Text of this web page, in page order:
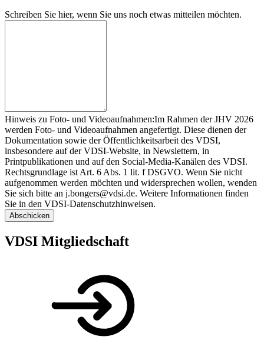
Schreiben Sie hier, wenn Sie uns noch etwas mitteilen möchten.
Hinweis zu Foto- und Videoaufnahmen:Im Rahmen der JHV 2026
werden Foto- und Videoaufnahmen angefertigt. Diese dienen der
Dokumentation sowie der Öffentlichkeitsarbeit des VDSI,
insbesondere auf der VDSI-Website, in Newslettern, in
Printpublikationen und auf den Social-Media-Kanälen des VDSI.
Rechtsgrundlage ist Art. 6 Abs. 1 lit. f DSGVO. Wenn Sie nicht
aufgenommen werden möchten und widersprechen wollen, wenden
Sie sich bitte an j.bongers@vdsi.de. Weitere Informationen finden
Sie in den VDSI-Datenschutzhinweisen.
Abschicken
VDSI Mitgliedschaft